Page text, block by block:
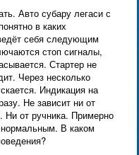
Авто субару легаси с
в каких
себя следующим
стоп сигналы,
Стартер не
Через несколько
Индикация на
Не зависит ни от
Ни от ручника. Примерно
нормальным. В каком